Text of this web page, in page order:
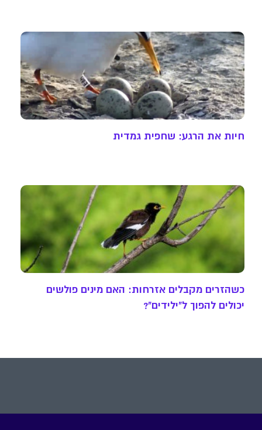
חיות את הרגע: שחפית גמדית
כשהזרים מקבלים אזרחות: האם מינים פולשים
יכולים להפוך ל"ילידים"?